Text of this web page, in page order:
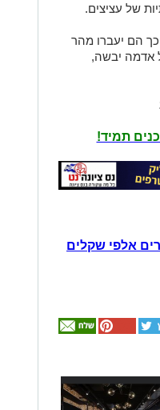
של עציצים.
הם יעברו מהר
אדמה יבשה,
תמיד!
אלפי שקלים